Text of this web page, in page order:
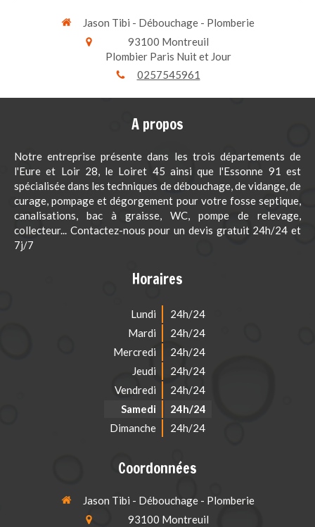
Jason Tibi - Débouchage - Plomberie
93100 Montreuil
Plombier Paris Nuit et Jour
0257545961
A propos
Notre entreprise présente dans les trois départements de
l'Eure et Loir 28, le Loiret 45 ainsi que l'Essonne 91 est
spécialisée dans les techniques de débouchage, de vidange, de
curage, pompage et dégorgement pour votre fosse septique,
canalisations, bac à graisse, WC, pompe de relevage,
collecteur... Contactez-nous pour un devis gratuit 24h/24 et
7j/7
Horaires
Lundi
24h/24
Mardi
24h/24
Mercredi
24h/24
Jeudi
24h/24
Vendredi
24h/24
Samedi
24h/24
Dimanche
24h/24
Coordonnées
Jason Tibi - Débouchage - Plomberie
93100 Montreuil